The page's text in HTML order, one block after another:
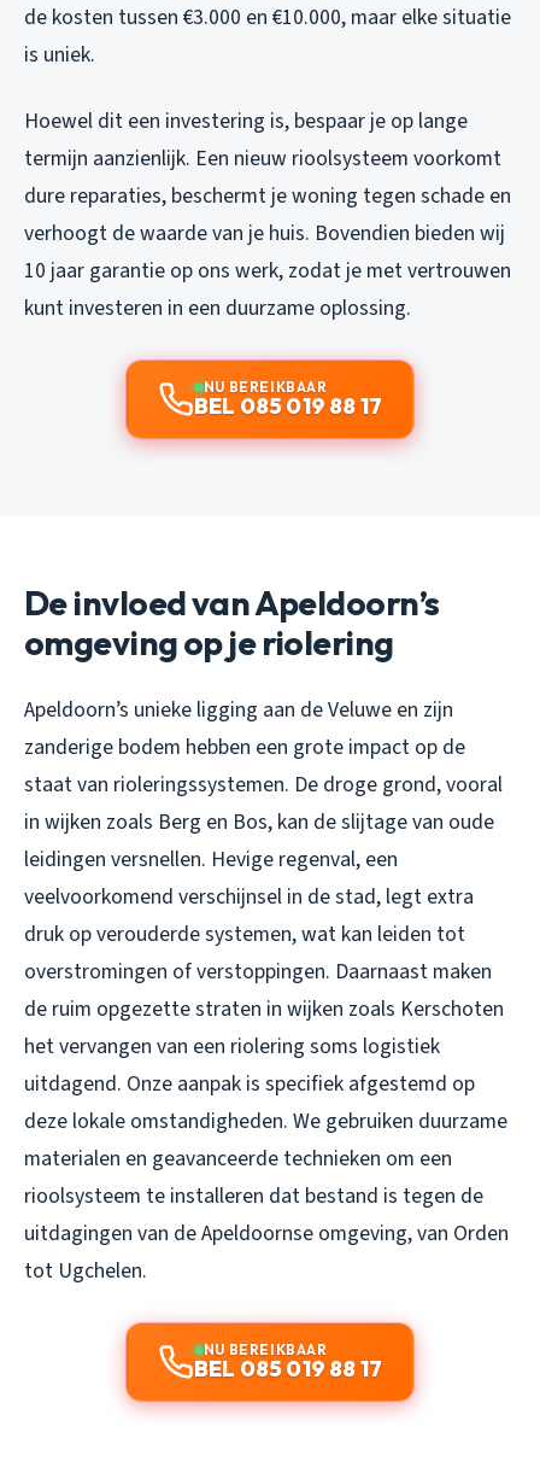
de kosten tussen €3.000 en €10.000, maar elke situatie
is uniek.
Hoewel dit een investering is, bespaar je op lange
termijn aanzienlijk. Een nieuw rioolsysteem voorkomt
dure reparaties, beschermt je woning tegen schade en
verhoogt de waarde van je huis. Bovendien bieden wij
10 jaar garantie op ons werk, zodat je met vertrouwen
kunt investeren in een duurzame oplossing.
NU BEREIKBAAR
BEL 085 019 88 17
De invloed van Apeldoorn’s
omgeving op je riolering
Apeldoorn’s unieke ligging aan de Veluwe en zijn
zanderige bodem hebben een grote impact op de
staat van rioleringssystemen. De droge grond, vooral
in wijken zoals Berg en Bos, kan de slijtage van oude
leidingen versnellen. Hevige regenval, een
veelvoorkomend verschijnsel in de stad, legt extra
druk op verouderde systemen, wat kan leiden tot
overstromingen of verstoppingen. Daarnaast maken
de ruim opgezette straten in wijken zoals Kerschoten
het vervangen van een riolering soms logistiek
uitdagend. Onze aanpak is specifiek afgestemd op
deze lokale omstandigheden. We gebruiken duurzame
materialen en geavanceerde technieken om een
rioolsysteem te installeren dat bestand is tegen de
uitdagingen van de Apeldoornse omgeving, van Orden
tot Ugchelen.
NU BEREIKBAAR
BEL 085 019 88 17